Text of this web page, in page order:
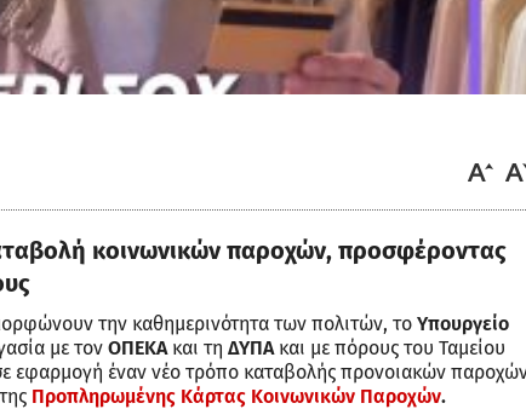
κοινωνικών παροχών, προσφέροντας
την καθημερινότητα των πολιτών, το Υπουργείο
με τον ΟΠΕΚΑ και τη ΔΥΠΑκαι με πόρους του Ταμείου
εφαρμογή έναν νέο τρόπο καταβολής προνοιακών
Προπληρωμένης Κάρτας Κοινωνικών Παροχών.